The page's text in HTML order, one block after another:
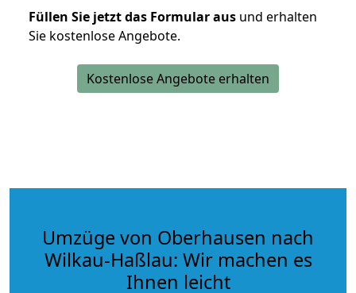
Füllen Sie jetzt das Formular aus und erhalten
Sie kostenlose Angebote.
Kostenlose Angebote erhalten
Umzüge von Oberhausen nach
Wilkau-Haßlau: Wir machen es
Ihnen leicht